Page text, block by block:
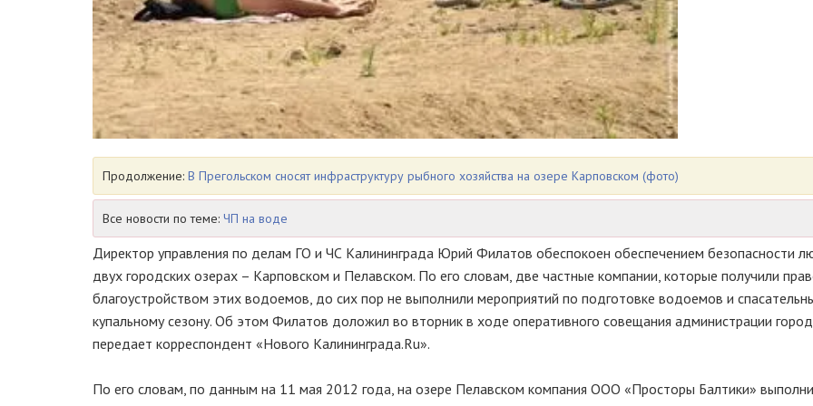
Продолжение: В Прегольском сносят инфраструктуру рыбного хозяйства на озере Карповском (фото)
Все новости по теме: ЧП на воде
Директор управления по делам ГО и ЧС Калининграда Юрий Филатов обеспокоен обеспечением безопасности
двух городских озерах – Карповском и Пелавском. По его словам, две частные компании, которые получили
благоустройством этих водоемов, до сих пор не выполнили мероприятий по подготовке водоемов и
купальному сезону. Об этом Филатов доложил во вторник в ходе оперативного совещания администрации
передает корреспондент «Нового Калининграда.Ru».
По его словам, по данным на 11 мая 2012 года, на озере Пелавском компания ООО «Просторы Балтики»